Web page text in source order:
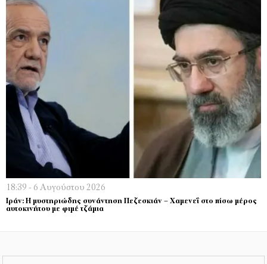
18:39 - 6 Αυγούστου 2026
Ιράν: Η μυστηριώδης συνάντηση Πεζεσκιάν – Χαμενεΐ στο πίσω μέρος
αυτοκινήτου με φιμέ τζάμια